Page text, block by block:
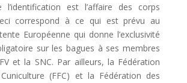
est l’affaire des corps
correspond à ce qui est prévu au
Européenne qui donne l’exclusivité
sur les bagues à ses membres
et la SNC. Par ailleurs, la Fédération
(FFC) et la Fédération des